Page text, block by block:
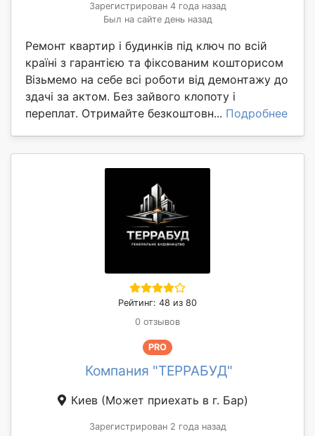
Зарегистрирован 4 года назад
Был на сайте день назад
Ремонт квартир і будинків під ключ по всій
країні з гарантією та фіксованим кошторисом
Візьмемо на себе всі роботи від демонтажу до
здачі за актом. Без зайвого клопоту і
переплат. Отримайте безкоштовн... Подробнее
Рейтинг: 48 из 80
0 отзывов
PRO
Компания "ТЕРРАБУД"
Киев (Может приехать в г. Бар)
Зарегистрирован 2 года назад